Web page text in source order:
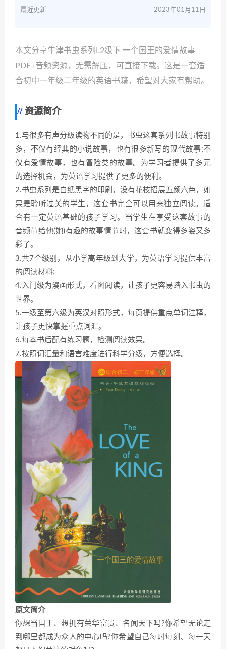
最近更新 2023年01月11日
本文分享牛津书虫系列L2级下 一个国王的爱情故事
PDF+音频资源，无需解压，可直接下载。这是一套适
合初中一年级二年级的英语书籍，希望对大家有帮助。
资源简介
1.与很多有声分级读物不同的是，书虫这套系列书故事特别
多，不仅有经典的小说故事，也有很多新写的现代故事;不
仅有爱情故事，也有冒险类的故事。为学习者提供了多元
的选择机会，为英语学习提供了更多的便利。
2.书虫系列是白纸黑字的印刷，没有花枝招展五颜六色，如
果是聆听过关的学生，这套书完全可以用来独立阅读。适
合有一定英语基础的孩子学习。当学生在享受这套故事的
音频带给他(她)有趣的故事情节时，这套书就变得多姿又多
彩了。
3.共7个级别，从小学高年级到大学，为英语学习提供丰富
的阅读材料;
4.入门级为漫画形式，看图阅读，让孩子更容易踏入书虫的
世界。
5.一级至第六级为英汉对照形式，每页提供重点单词注释，
让孩子更快掌握重点词汇。
6.每本书后配有练习题，检测阅读效果。
7.按照词汇量和语言难度进行科学分级，方便选择。
原文简介
你想当国王、想拥有荣华富贵、名闻天下吗?你希望无论走
到哪里都成为众人的中心吗?你希望自己每时每刻、每一天